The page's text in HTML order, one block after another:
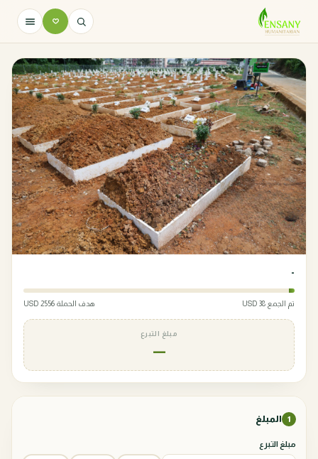
1 المبلغ
مبلغ التبرع
-
تم الجمع 38 USD هدف الحملة 2556 USD
مبلغ التبرع
—